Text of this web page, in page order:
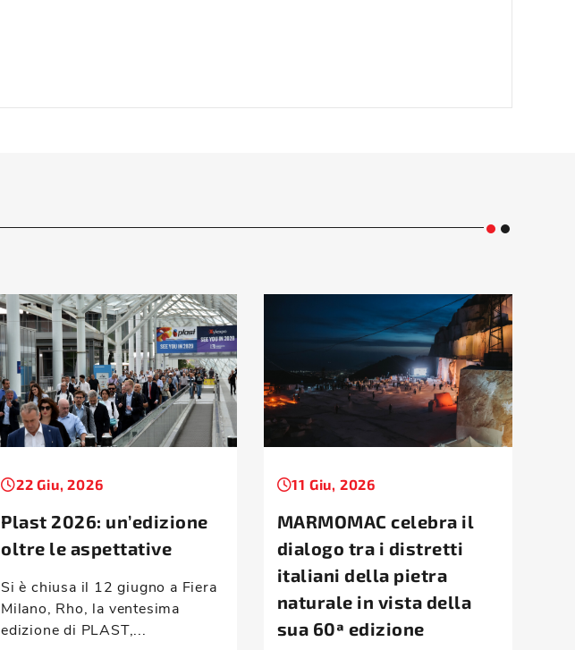
22 Giu, 2026
Plast 2026: un’edizione
oltre le aspettative
Si è chiusa il 12 giugno a Fiera
Milano, Rho, la ventesima
edizione di PLAST,...
11 Giu, 2026
MARMOMAC celebra il
dialogo tra i distretti
italiani della pietra
naturale in vista della
sua 60ª edizione